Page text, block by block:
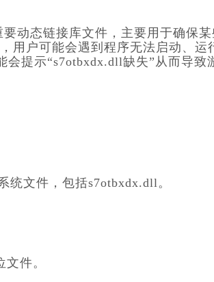
动态链接库文件，主要用于确保
用户可能会遇到程序无法启动、运
提示“s7otbxdx.dll缺失”从而导致
统文件，包括s7otbxdx.dll。
件。